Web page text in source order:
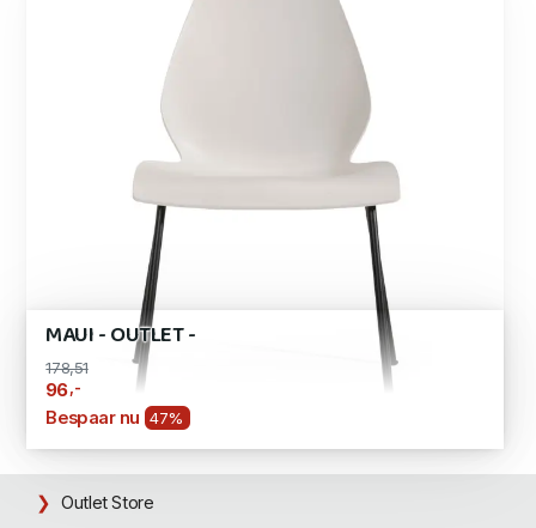
MAUI - OUTLET -
178,51
96,-
Bespaar nu 47%
Outlet Store